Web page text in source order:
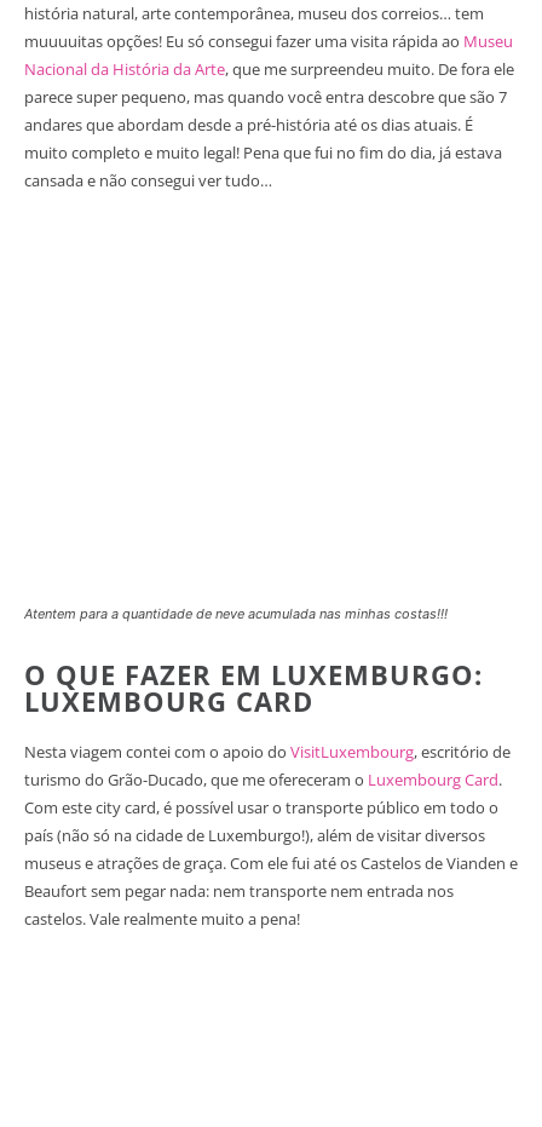
história natural, arte contemporânea, museu dos correios… tem
muuuuitas opções! Eu só consegui fazer uma visita rápida ao Museu
Nacional da História da Arte, que me surpreendeu muito. De fora ele
parece super pequeno, mas quando você entra descobre que são 7
andares que abordam desde a pré-história até os dias atuais. É
muito completo e muito legal! Pena que fui no fim do dia, já estava
cansada e não consegui ver tudo…
Atentem para a quantidade de neve acumulada nas minhas costas!!!
O QUE FAZER EM LUXEMBURGO:
LUXEMBOURG CARD
Nesta viagem contei com o apoio do VisitLuxembourg, escritório de
turismo do Grão-Ducado, que me ofereceram o Luxembourg Card.
Com este city card, é possível usar o transporte público em todo o
país (não só na cidade de Luxemburgo!), além de visitar diversos
museus e atrações de graça. Com ele fui até os Castelos de Vianden e
Beaufort sem pegar nada: nem transporte nem entrada nos
castelos. Vale realmente muito a pena!